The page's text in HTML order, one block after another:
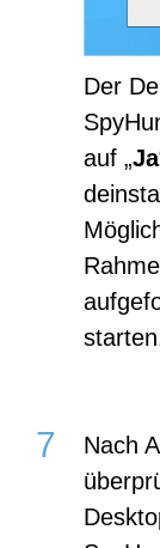
Der
auf „Ja
Nach